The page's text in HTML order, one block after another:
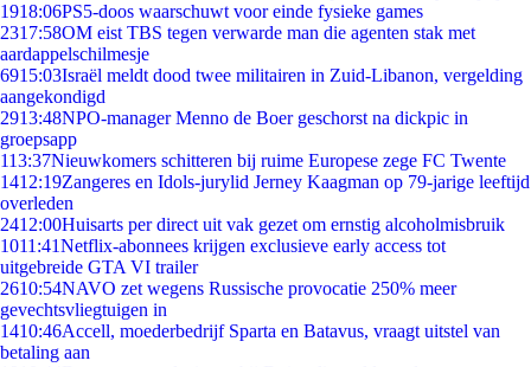
1918:06PS5-doos waarschuwt voor einde fysieke games
2317:58OM eist TBS tegen verwarde man die agenten stak met
aardappelschilmesje
6915:03Israël meldt dood twee militairen in Zuid-Libanon, vergelding
aangekondigd
2913:48NPO-manager Menno de Boer geschorst na dickpic in
groepsapp
113:37Nieuwkomers schitteren bij ruime Europese zege FC Twente
1412:19Zangeres en Idols-jurylid Jerney Kaagman op 79-jarige leeftijd
overleden
2412:00Huisarts per direct uit vak gezet om ernstig alcoholmisbruik
1011:41Netflix-abonnees krijgen exclusieve early access tot
uitgebreide GTA VI trailer
2610:54NAVO zet wegens Russische provocatie 250% meer
gevechtsvliegtuigen in
1410:46Accell, moederbedrijf Sparta en Batavus, vraagt uitstel van
betaling aan